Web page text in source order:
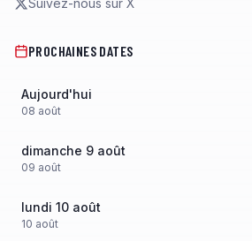
Suivez-nous sur X
PROCHAINES DATES
Aujourd'hui
08 août
dimanche 9 août
09 août
lundi 10 août
10 août